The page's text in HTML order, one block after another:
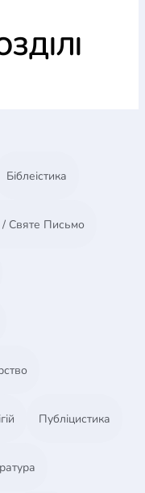
Біблеістика
/ Святе Письмо
Публіцистика